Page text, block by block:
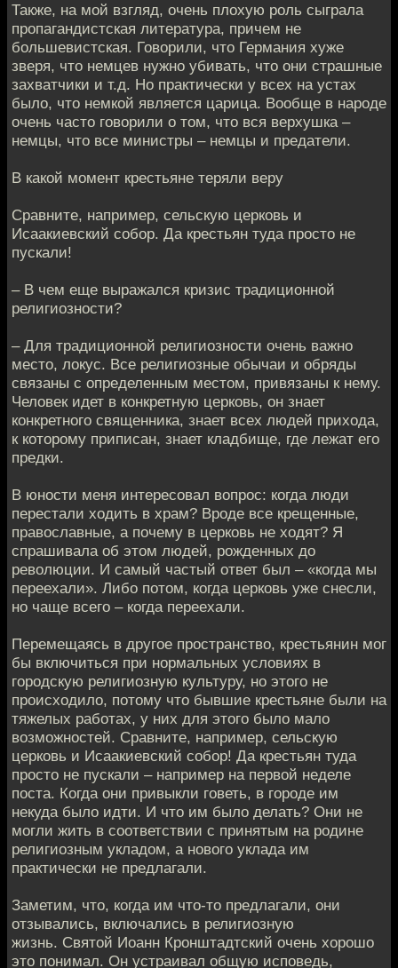
Также, на мой взгляд, очень плохую роль сыграла
пропагандистская литература, причем не
большевистская. Говорили, что Германия хуже
зверя, что немцев нужно убивать, что они страшные
захватчики и т.д. Но практически у всех на устах
было, что немкой является царица. Вообще в народе
очень часто говорили о том, что вся верхушка –
немцы, что все министры – немцы и предатели.
В какой момент крестьяне теряли веру
Сравните, например, сельскую церковь и
Исаакиевский собор. Да крестьян туда просто не
пускали!
– В чем еще выражался кризис традиционной
религиозности?
– Для традиционной религиозности очень важно
место, локус. Все религиозные обычаи и обряды
связаны с определенным местом, привязаны к нему.
Человек идет в конкретную церковь, он знает
конкретного священника, знает всех людей прихода,
к которому приписан, знает кладбище, где лежат его
предки.
В юности меня интересовал вопрос: когда люди
перестали ходить в храм? Вроде все крещенные,
православные, а почему в церковь не ходят? Я
спрашивала об этом людей, рожденных до
революции. И самый частый ответ был – «когда мы
переехали». Либо потом, когда церковь уже снесли,
но чаще всего – когда переехали.
Перемещаясь в другое пространство, крестьянин мог
бы включиться при нормальных условиях в
городскую религиозную культуру, но этого не
происходило, потому что бывшие крестьяне были на
тяжелых работах, у них для этого было мало
возможностей. Сравните, например, сельскую
церковь и Исаакиевский собор! Да крестьян туда
просто не пускали – например на первой неделе
поста. Когда они привыкли говеть, в городе им
некуда было идти. И что им было делать? Они не
могли жить в соответствии с принятым на родине
религиозным укладом, а нового уклада им
практически не предлагали.
Заметим, что, когда им что-то предлагали, они
отзывались, включались в религиозную
жизнь. Святой Иоанн Кронштадтский очень хорошо
это понимал. Он устраивал общую исповедь,